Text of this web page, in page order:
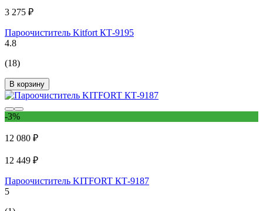
3 275 ₽
Пароочиститель Kitfort КТ-9195
4.8
(18)
В корзину
-3%
12 080 ₽
12 449 ₽
Пароочиститель KITFORT КТ-9187
5